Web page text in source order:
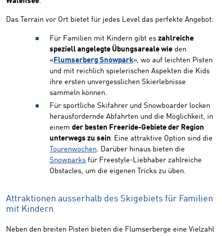
Das Terrain vor Ort bietet für jedes Level das perfekte Angebot:
Für Familien mit Kindern gibt es zahlreiche
speziell angelegte Übungsareale wie den
«Flumserberg Snowpark», wo auf leichten Pisten
und mit reichlich spielerischen Aspekten die Kids
ihre ersten unvergesslichen Skierlebnisse
sammeln können.
Für sportliche Skifahrer und Snowboarder locken
herausfordernde Abfahrten und die Möglichkeit, in
einem der besten Freeride-Gebiete der Region
unterwegs zu sein. Eine attraktive Option sind die
Tourenwochen. Darüber hinaus bieten die
Snowparks für Freestyle-Liebhaber zahlreiche
Obstacles, um die eigenen Tricks zu üben.
Attraktionen ausserhalb des Skigebiets für Familien
mit Kindern
Neben den breiten Pisten bieten die Flumserberge eine Vielzahl